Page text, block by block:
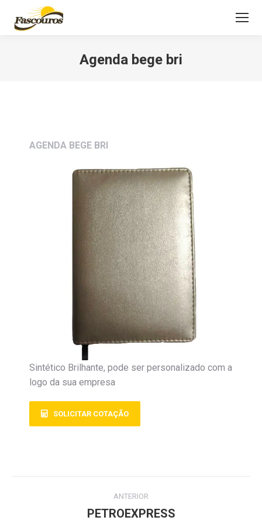
Agenda bege bri
AGENDA BEGE BRI
Sintético Brilhante, pode ser personalizado com a
logo da sua empresa
SOLICITAR COTAÇÃO
ANTERIOR
PETROEXPRESS